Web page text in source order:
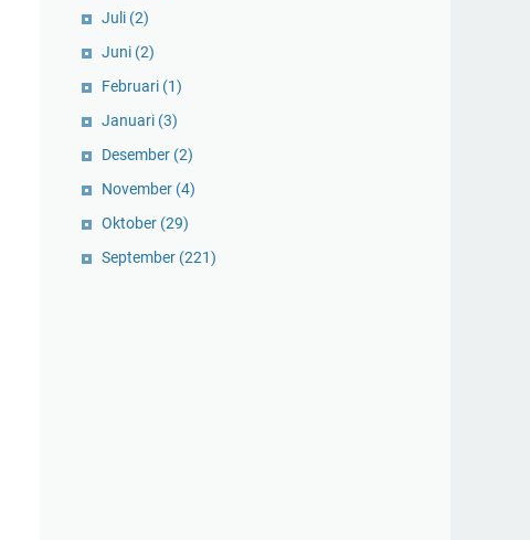
Juli (2)
Juni (2)
Februari (1)
Januari (3)
Desember (2)
November (4)
Oktober (29)
September (221)